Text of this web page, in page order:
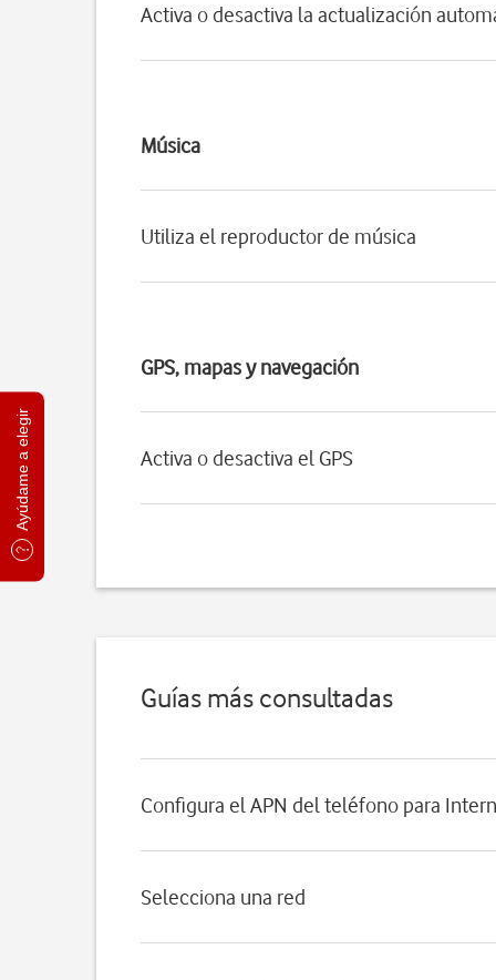
Ayúdame a elegir
Activa o desactiva la actualización
Música
Utiliza el reproductor de música
GPS, mapas y navegación
Activa o desactiva el GPS
Guías más consultadas
Configura el APN del teléfono para
Selecciona una red